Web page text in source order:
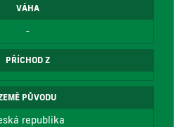
VÁHA
-
PŘÍCHOD Z
PŮVODU
republika